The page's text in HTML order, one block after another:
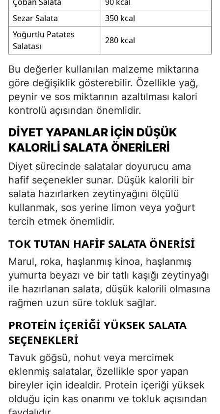
Sezar Salata
350 kcal
Yoğurtlu Patates
Salatası
280 kcal
Bu değerler kullanılan malzeme miktarına
göre değişiklik gösterebilir. Özellikle yağ,
peynir ve sos miktarının azaltılması kalori
kontrolü açısından önemlidir.
DIYET YAPANLAR İÇIN DÜŞÜK
KALORILI SALATA ÖNERILERI
Diyet sürecinde salatalar doyurucu ama
hafif seçenekler sunar. Düşük kalorili bir
salata hazırlarken zeytinyağını ölçülü
kullanmak, sos yerine limon veya yoğurt
tercih etmek önemlidir.
TOK TUTAN HAFIF SALATA ÖNERISI
Marul, roka, haşlanmış kinoa, haşlanmış
yumurta beyazı ve bir tatlı kaşığı zeytinyağı
ile hazırlanan salata, düşük kalorili olmasına
rağmen uzun süre tokluk sağlar.
PROTEIN İÇERIĞI YÜKSEK SALATA
SEÇENEKLERI
Tavuk göğsü, nohut veya mercimek
eklenmiş salatalar, özellikle spor yapan
bireyler için idealdir. Protein içeriği yüksek
olduğu için kas onarımı ve tokluk açısından